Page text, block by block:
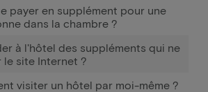
payer en supplément pour une
dans la chambre ?
à l'hôtel des suppléments qui ne
le site Internet ?
visiter un hôtel par moi-même ?